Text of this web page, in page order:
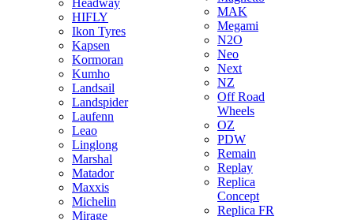
Headway
HIFLY
Ikon Tyres
Kapsen
Kormoran
Kumho
Landsail
Landspider
Laufenn
Leao
Linglong
Marshal
Matador
Maxxis
Michelin
Mirage
MAK
Megami
N2O
Neo
Next
NZ
Off Road
Wheels
OZ
PDW
Remain
Replay
Replica
Concept
Replica FR